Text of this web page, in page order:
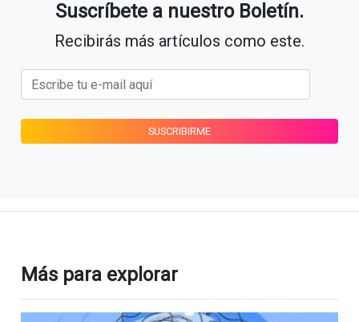
Suscríbete a nuestro Boletín.
Recibirás más artículos como este.
Más para explorar